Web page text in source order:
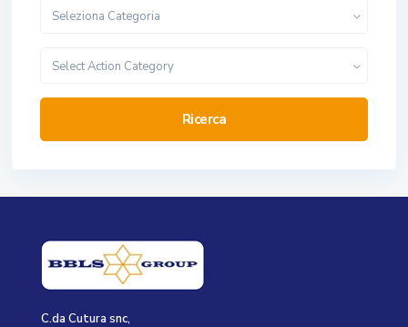
Seleziona Categoria
Select Action Category
Ricerca
C.da Cutura snc,